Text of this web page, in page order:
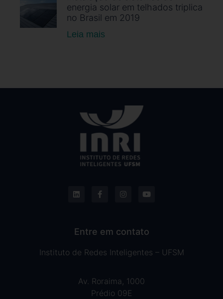
energia solar em telhados triplica
no Brasil em 2019
Leia mais
Entre em contato
Instituto de Redes Inteligentes – UFSM
Av. Roraima, 1000
Prédio 09E